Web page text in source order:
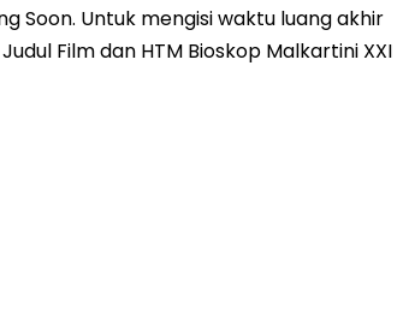
Soon. Untuk mengisi waktu luang akhir
Film dan HTM Bioskop Malkartini XXI